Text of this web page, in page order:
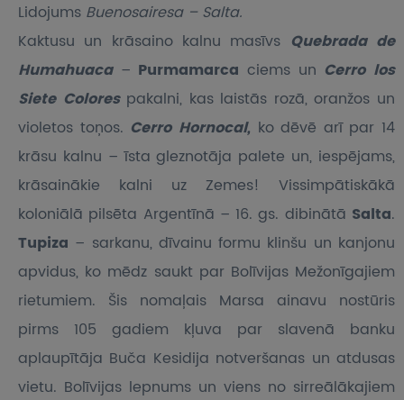
Lidojums Buenosairesa – Salta.
Kaktusu un krāsaino kalnu masīvs Quebrada de
Humahuaca – Purmamarcaciems un Cerro los
Siete Colores pakalni, kas laistās rozā, oranžos un
violetos toņos. Cerro Hornocal, ko dēvē arī par 14
krāsu kalnu – īsta gleznotāja palete un, iespējams,
krāsainākie kalni uz Zemes! Vissimpātiskākā
koloniālā pilsēta Argentīnā – 16. gs. dibinātā Salta.
Tupiza – sarkanu, dīvainu formu klinšu un kanjonu
apvidus, ko mēdz saukt par Bolīvijas Mežonīgajiem
rietumiem. Šis nomaļais Marsa ainavu nostūris
pirms 105 gadiem kļuva par slavenā banku
aplaupītāja Buča Kesidija notveršanas un atdusas
vietu. Bolīvijas lepnums un viens no sirreālākajiem